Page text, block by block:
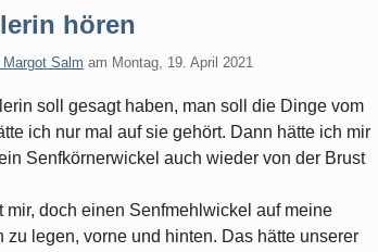
hören
Salm am Montag, 19. April 2021
soll gesagt haben, man soll die Dinge vom
ich nur mal auf sie gehört. Dann hätte ich mir
Senfkörnerwickel auch wieder von der Brust
mir, doch einen Senfmehlwickel auf meine
zu legen, vorne und hinten. Das hätte unserer